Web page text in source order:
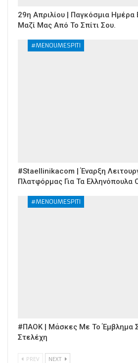
29η Απριλίου | Παγκόσμια
Μαζί Μας Από Το Σπίτι Σου.
#MENOUMESPITI
#staellinikacom | Έναρξη
Πλατφόρμας Για Τα Ελληνόπουλα
#MENOUMESPITI
#ΠΑΟΚ | Μάσκες Με Το Έμβλημα
Στελέχη
PREV NEXT